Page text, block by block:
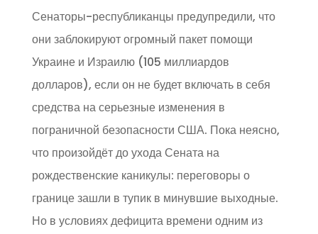
Сенаторы-республиканцы предупредили, что
они заблокируют огромный пакет помощи
Украине и Израилю (105 миллиардов
долларов), если он не будет включать в себя
средства на серьезные изменения в
пограничной безопасности США. Пока неясно,
что произойдёт до ухода Сената на
рождественские каникулы: переговоры о
границе зашли в тупик в минувшие выходные.
Но в условиях дефицита времени одним из